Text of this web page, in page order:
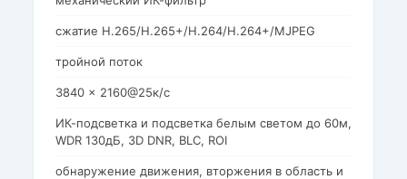
сжатие H.265/H.265+/H.264/H.264+/MJPEG
тройной поток
3840 × 2160@25к/с
ИК-подсветка и подсветка белым светом до 60м,
WDR 130дБ, 3D DNR, BLC, ROI
обнаружение движения, вторжения в область и